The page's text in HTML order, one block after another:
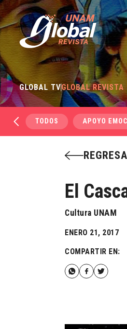
GLOBAL TVGLOBAL REVISTA
TODOS APOYO
El
Cultura UNAM
ENERO 21, 2017
COMPARTIR EN: